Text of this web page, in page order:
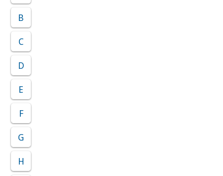
B
C
D
E
F
G
H